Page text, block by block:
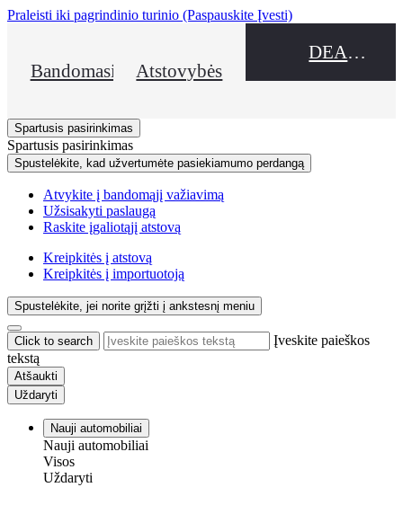
Praleisti iki pagrindinio turinio (Paspauskite Įvesti)
Bandomasis važiavimas
Atstovybės
DEALER NAME
Spartusis pasirinkimas
Spartusis pasirinkimas
Spustelėkite, kad užvertumėte pasiekiamumo perdangą
Atvykite į bandomąjį važiavimą
Užsisakyti paslaugą
Raskite įgaliotąjį atstovą
Kreipkitės į atstovą
Kreipkitės į importuotoją
Spustelėkite, jei norite grįžti į ankstesnį meniu
Click to search
Įveskite paieškos
tekstą
Atšaukti
Uždaryti
Nauji automobiliai
Nauji automobiliai
Visos
Uždaryti